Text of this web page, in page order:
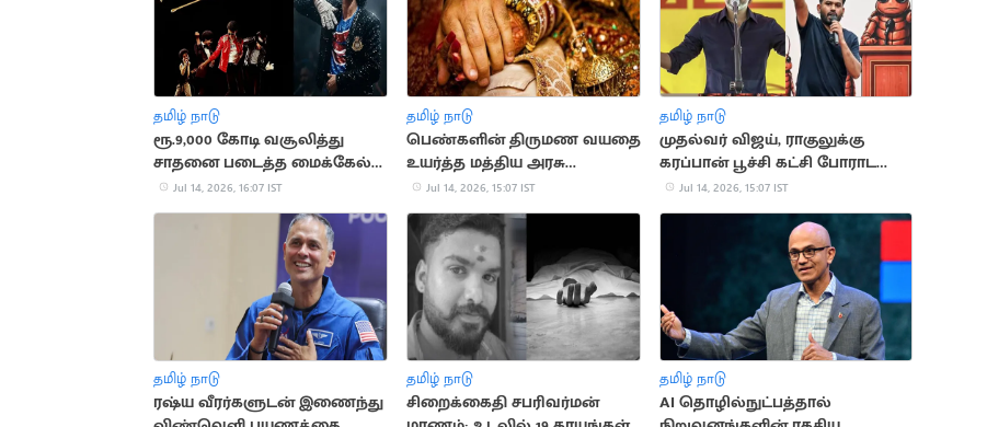
தமிழ் நாடு
ரூ.9,000 கோடி வசூலித்து
சாதனை படைத்த மைக்கேல்
ஜாக்சன் பயோபிக்
Jul 14, 2026, 16:07 IST
தமிழ் நாடு
பெண்களின் திருமண வயதை
உயர்த்த மத்திய அரசு
பரிசீலனை
Jul 14, 2026, 15:07 IST
தமிழ் நாடு
முதல்வர் விஜய், ராகுலுக்கு
கரப்பான் பூச்சி கட்சி போராட
அழைப்பு
Jul 14, 2026, 15:07 IST
தமிழ் நாடு
ரஷ்ய வீரர்களுடன் இணைந்து
தமிழ் நாடு
சிறைக்கைதி சபரிவர்மன்
தமிழ் நாடு
AI தொழில்நுட்பத்தால்